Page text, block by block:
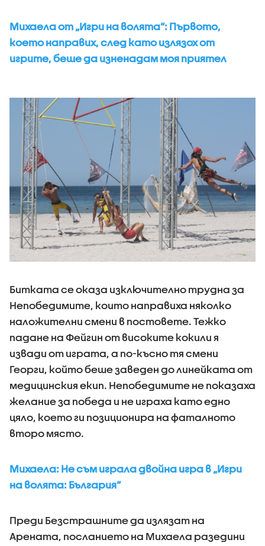
Михаела от „Игри на волята“: Първото,
което направих, след като излязох от
игрите, беше да изненадам моя приятел
Битката се оказа изключително трудна за
Непобедимите, които направиха няколко
наложителни смени в постовете. Тежко
падане на Фейгин от високите кокили я
извади от играта, а по-късно тя смени
Георги, който беше заведен до линейката от
медицинския екип. Непобедимите не показаха
желание за победа и не играха като едно
цяло, което ги позиционира на фаталното
второ място.
Михаела: Не съм играла двойна игра в „Игри
на волята: България“
Преди Безстрашните да излязат на
Арената, посланието на Михаела разедини